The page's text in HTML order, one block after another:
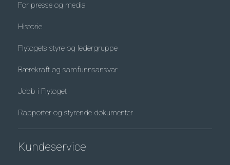
For presse og media
Historie
Flytogets styre og ledergruppe
Bærekraft og samfunnsansvar
Jobb i Flytoget
Rapporter og styrende dokumenter
Kundeservice